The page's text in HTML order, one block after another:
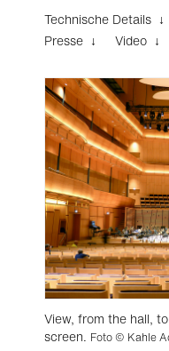
Technische Details ↓
Presse ↓
Video ↓
View, from the hall,
screen. Foto © Kahle